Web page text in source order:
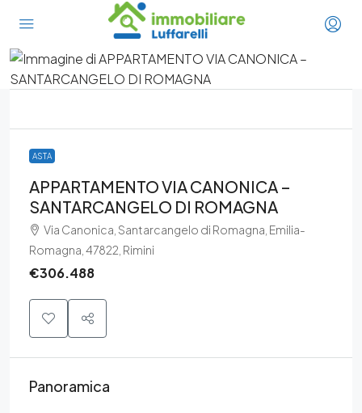
ASTA
APPARTAMENTO VIA CANONICA –
SANTARCANGELO DI ROMAGNA
Via Canonica, Santarcangelo di Romagna, Emilia-
Romagna, 47822, Rimini
€306.488
Panoramica